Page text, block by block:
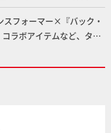
「アルカナディアプラモ
（月）11:59まで応募受付
スフォーマー×『バック・
ラボアイテムなど、タカ